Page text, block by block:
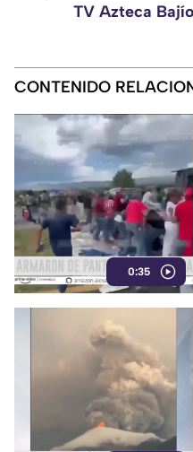
TV Azteca
CONTENIDO
0:35